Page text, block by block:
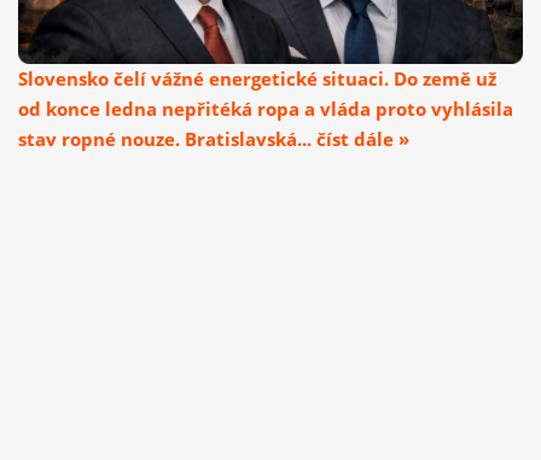
Slovensko čelí vážné energetické situaci. Do země už
od konce ledna nepřitéká ropa a vláda proto vyhlásila
stav ropné nouze. Bratislavská... číst dále »